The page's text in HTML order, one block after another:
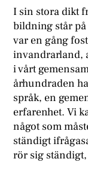
I sin stora dikt
bildning står
var en gång
invandrarland,
i vårt
århundraden
språk, en
erfarenhet. Vi
något som
ständigt
rör sig